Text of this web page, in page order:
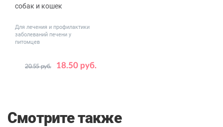
собак и кошек
Для лечения и профилактики
заболеваний печени у
питомцев
18.50 руб.
20.55 руб.
Количество,
30
Смотрите также